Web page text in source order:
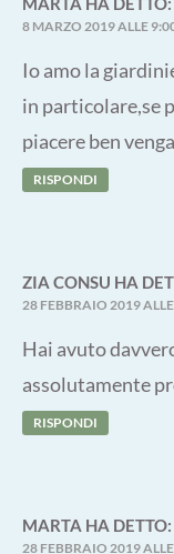
8 MARZO 2019 ALLE
Io amo la
in particolare,se
piacere ben
RISPONDI
ZIA CONSU HA
28 FEBBRAIO 2019
Hai avuto
assolutamente
RISPONDI
MARTA HA DETTO:
28 FEBBRAIO 2019